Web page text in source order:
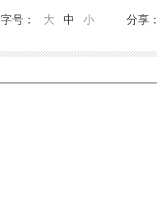
分享：
字号： 大 中 小